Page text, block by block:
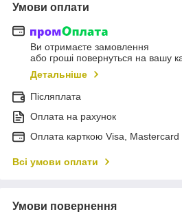
Умови оплати
Ви отримаєте замовлення
або гроші повернуться на вашу
Детальніше
Післяплата
Оплата на рахунок
Оплата карткою Visa, Mastercard
Всі умови оплати
Умови повернення